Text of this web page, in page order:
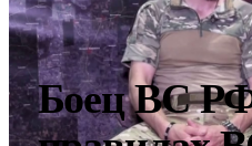
Боец ВС